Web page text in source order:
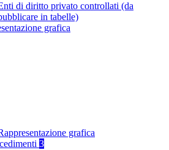
di diritto privato controllati (da
in tabelle)
grafica
grafica
3